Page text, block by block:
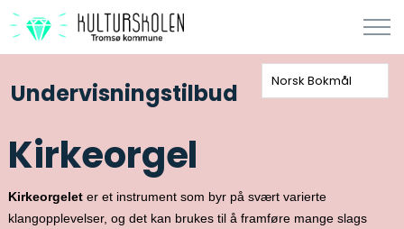
Undervisningstilbud
Kirkeorgel
Kirkeorgelet er et instrument som byr på svært varierte
klangopplevelser, og det kan brukes til å framføre mange slags
Norsk Bokmål